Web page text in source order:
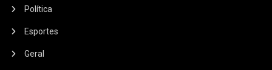
Política
Esportes
Geral